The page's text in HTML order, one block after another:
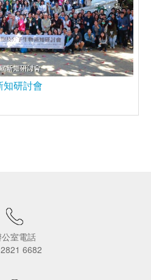
知研討會
室電話
6682